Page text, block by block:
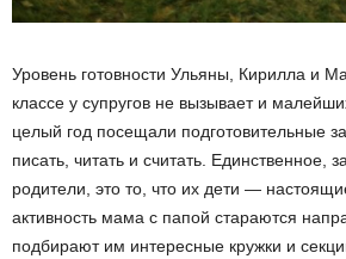
Уровень готовности Ульяны, Кирилла и
классе у супругов не вызывает и
целый год посещали подготовительные
писать, читать и считать. Единственное,
родители, это то, что их дети —
активность мама с папой стараются
подбирают им интересные кружки и